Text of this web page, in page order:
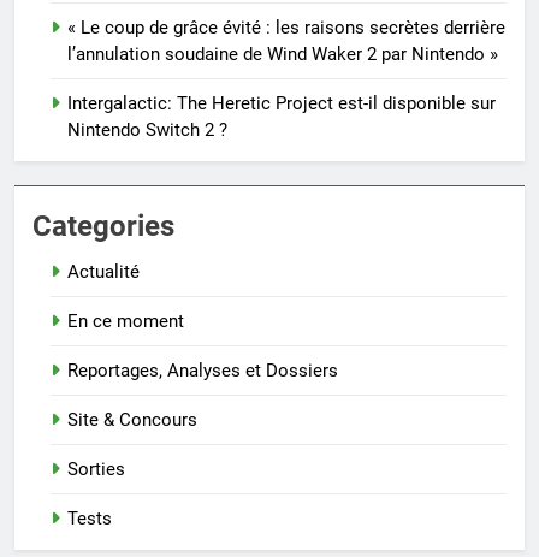
« Le coup de grâce évité : les raisons secrètes derrière
l’annulation soudaine de Wind Waker 2 par Nintendo »
Intergalactic: The Heretic Project est-il disponible sur
Nintendo Switch 2 ?
Categories
Actualité
En ce moment
Reportages, Analyses et Dossiers
Site & Concours
Sorties
Tests